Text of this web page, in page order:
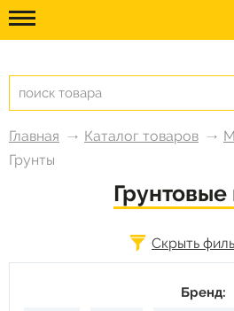
Главная Каталог товаров
Грунты
Грунтовые
Скрыть
Бренд: